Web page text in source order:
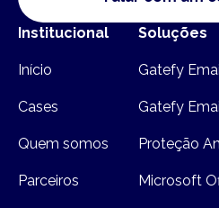
Institucional
Início
Cases
Quem somos
Parceiros
Soluções
Gatefy
Gatefy
Proteção
Microsoft